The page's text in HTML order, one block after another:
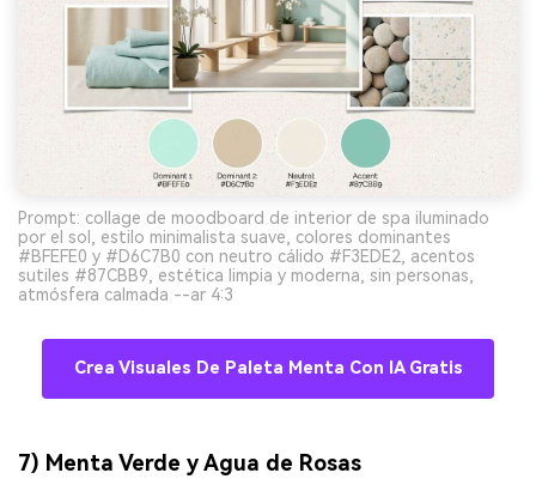
Prompt: collage de moodboard de interior de spa iluminado
por el sol, estilo minimalista suave, colores dominantes
#BFEFE0 y #D6C7B0 con neutro cálido #F3EDE2, acentos
sutiles #87CBB9, estética limpia y moderna, sin personas,
atmósfera calmada --ar 4:3
Crea Visuales De Paleta Menta Con IA Gratis
7) Menta Verde y Agua de Rosas